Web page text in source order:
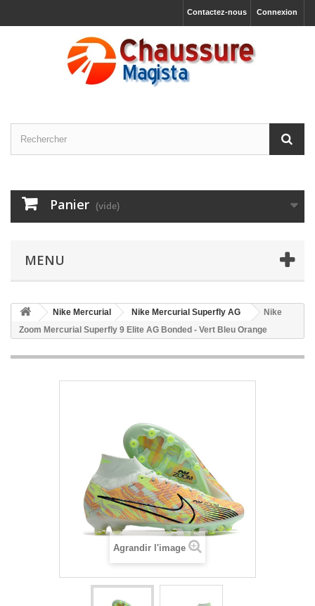
Connexion
Contactez-nous
Panier (vide)
MENU
Nike Mercurial Nike Mercurial Superfly AG
Nike
Zoom Mercurial Superfly 9 Elite AG Bonded - Vert Bleu Orange
Agrandir l'image